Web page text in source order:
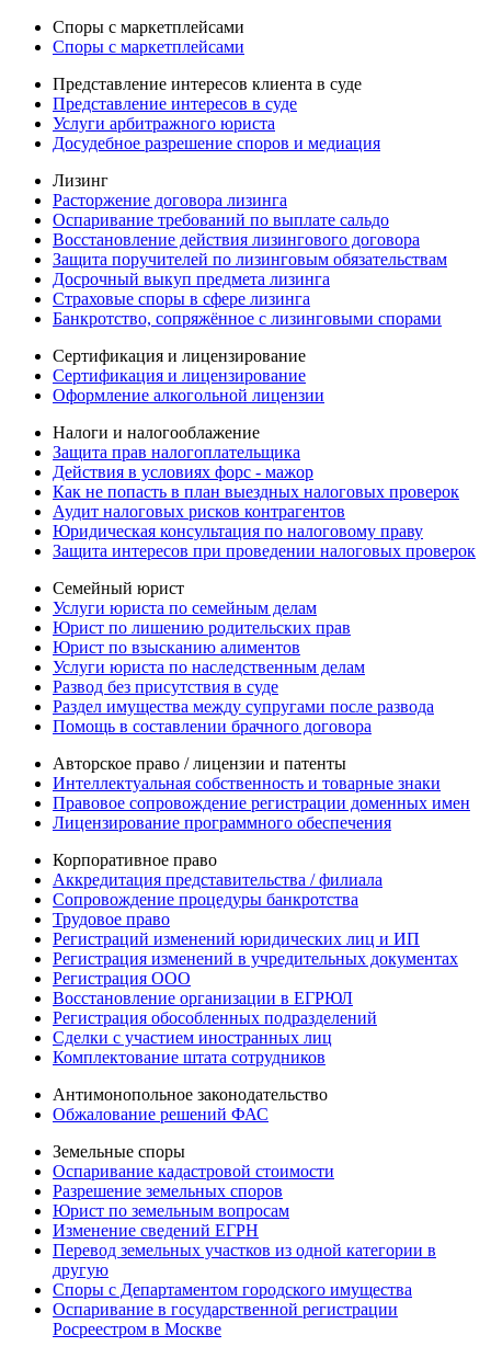
Споры с маркетплейсами
Споры с маркетплейсами
Представление интересов клиента в суде
Представление интересов в суде
Услуги арбитражного юриста
Досудебное разрешение споров и медиация
Лизинг
Расторжение договора лизинга
Оспаривание требований по выплате сальдо
Восстановление действия лизингового договора
Защита поручителей по лизинговым обязательствам
Досрочный выкуп предмета лизинга
Страховые споры в сфере лизинга
Банкротство, сопряжённое с лизинговыми спорами
Сертификация и лицензирование
Сертификация и лицензирование
Оформление алкогольной лицензии
Налоги и налогооблажение
Защита прав налогоплательщика
Действия в условиях форс - мажор
Как не попасть в план выездных налоговых проверок
Аудит налоговых рисков контрагентов
Юридическая консультация по налоговому праву
Защита интересов при проведении налоговых проверок
Семейный юрист
Услуги юриста по семейным делам
Юрист по лишению родительских прав
Юрист по взысканию алиментов
Услуги юриста по наследственным делам
Развод без присутствия в суде
Раздел имущества между супругами после развода
Помощь в составлении брачного договора
Авторское право / лицензии и патенты
Интеллектуальная собственность и товарные знаки
Правовое сопровождение регистрации доменных имен
Лицензирование программного обеспечения
Корпоративное право
Аккредитация представительства / филиала
Сопровождение процедуры банкротства
Трудовое право
Регистраций изменений юридических лиц и ИП
Регистрация изменений в учредительных документах
Регистрация ООО
Восстановление организации в ЕГРЮЛ
Регистрация обособленных подразделений
Сделки с участием иностранных лиц
Комплектование штата сотрудников
Антимонопольное законодательство
Обжалование решений ФАС
Земельные споры
Оспаривание кадастровой стоимости
Разрешение земельных споров
Юрист по земельным вопросам
Изменение сведений ЕГРН
Перевод земельных участков из одной категории в
другую
Споры с Департаментом городского имущества
Оспаривание в государственной регистрации
Росреестром в Москве